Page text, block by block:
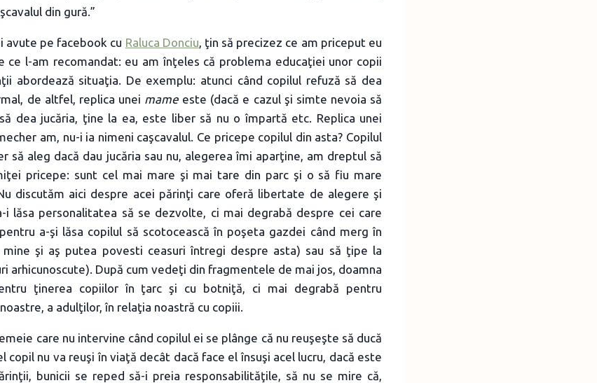
din gură.”
avute pe facebook cu Raluca Donciu, ţin să precizez ce am priceput eu
ce l-am recomandat: eu am înţeles că problema educaţiei unor copii
abordează situaţia. De exemplu: atunci când copilul refuză să dea
de altfel, replica unei mame este (dacă e cazul şi simte nevoia să
dea jucăria, ţine la ea, este liber să nu o împartă etc. Replica unei
am, nu-i ia nimeni caşcavalul. Ce pricepe copilul din asta? Copilul
să aleg dacă dau jucăria sau nu, alegerea îmi aparţine, am dreptul să
pricepe: sunt cel mai mare şi mai tare din parc şi o să fiu mare
discutăm aici despre acei părinţi care oferă libertate de alegere şi
i lăsa personalitatea să se dezvolte, ci mai degrabă despre cei care
a-şi lăsa copilul să scotocească în poşeta gazdei când merg în
şi aş putea povesti ceasuri întregi despre asta) sau să ţipe la
arhicunoscute). După cum vedeţi din fragmentele de mai jos, doamna
ţinerea copiilor în ţarc şi cu botniţă, ci mai degrabă pentru
a adulţilor, în relaţia noastră cu copiii.
care nu intervine când copilul ei se plânge că nu reuşeşte să ducă
copil nu va reuşi în viaţă decât dacă face el însuşi acel lucru, dacă este
bunicii se reped să-i preia responsabilităţile, să nu se mire că,